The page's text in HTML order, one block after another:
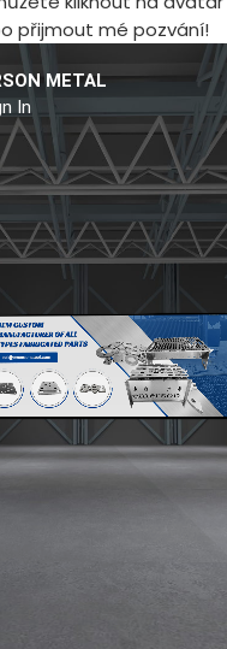
přijmout mé pozvání!